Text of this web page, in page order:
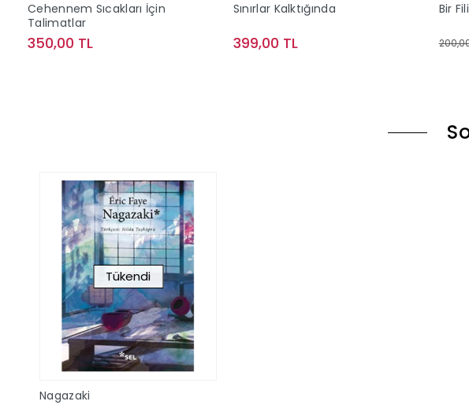
Cehennem Sıcakları İçin
Talimatlar
350,00 TL
Sınırlar Kalktığında
399,00 TL
Bir
Tükendi
Nagazaki